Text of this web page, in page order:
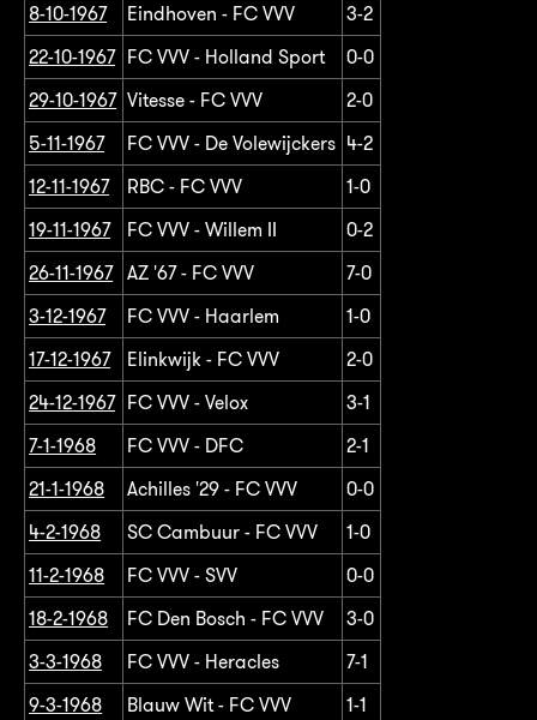
8-10-1967
Eindhoven - FC VVV
3-2
22-10-1967 FC VVV - Holland Sport
0-0
29-10-1967 Vitesse - FC VVV
2-0
5-11-1967
FC VVV - De Volewijckers 4-2
12-11-1967
RBC - FC VVV
1-0
19-11-1967
FC VVV - Willem II
0-2
26-11-1967
AZ '67 - FC VVV
7-0
3-12-1967
FC VVV - Haarlem
1-0
17-12-1967
Elinkwijk - FC VVV
2-0
24-12-1967 FC VVV - Velox
3-1
7-1-1968
FC VVV - DFC
2-1
21-1-1968
Achilles '29 - FC VVV
0-0
4-2-1968
SC Cambuur - FC VVV
1-0
11-2-1968
FC VVV - SVV
0-0
18-2-1968
FC Den Bosch - FC VVV
3-0
3-3-1968
FC VVV - Heracles
7-1
9-3-1968
Blauw Wit - FC VVV
1-1